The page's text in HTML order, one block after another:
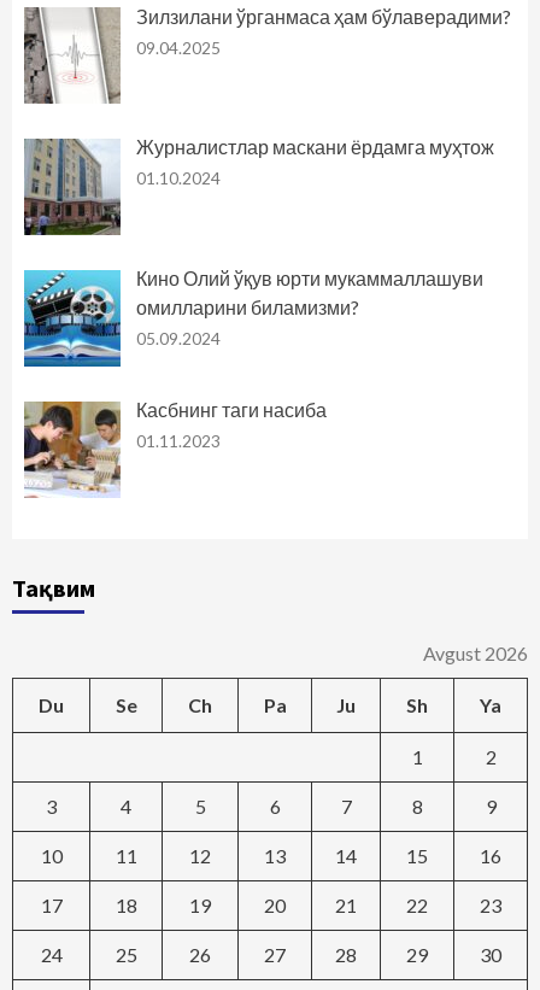
Зилзилани ўрганмаса ҳам бўлаверадими?
09.04.2025
Журналистлар маскани ёрдамга муҳтож
01.10.2024
Кино Олий ўқув юрти мукаммаллашуви
омилларини биламизми?
05.09.2024
Касбнинг таги насиба
01.11.2023
Тақвим
Avgust 2026
Du Se Ch Pa Ju Sh Ya
1 2
3 4 5 6 7 8 9
10 11 12 13 14 15 16
17 18 19 20 21 22 23
24 25 26 27 28 29 30